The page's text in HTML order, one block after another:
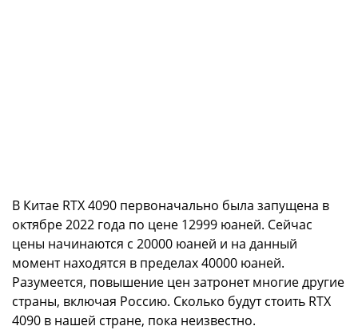
В Китае RTX 4090 первоначально была запущена в
октябре 2022 года по цене 12999 юаней. Сейчас
цены начинаются с 20000 юаней и на данный
момент находятся в пределах 40000 юаней.
Разумеется, повышение цен затронет многие другие
страны, включая Россию. Сколько будут стоить RTX
4090 в нашей стране, пока неизвестно.